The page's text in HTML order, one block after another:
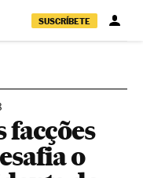
SUSCRÍBETE
facções
o